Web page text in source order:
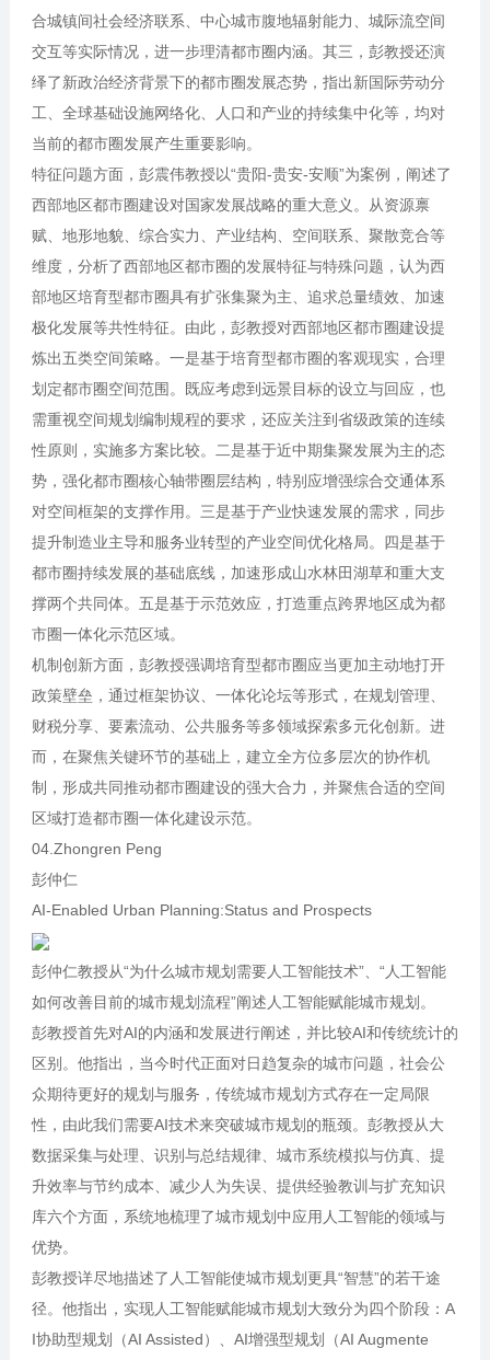
合城镇间社会经济联系、中心城市腹地辐射能力、城际流空间
交互等实际情况，进一步理清都市圈内涵。其三，彭教授还演
绎了新政治经济背景下的都市圈发展态势，指出新国际劳动分
工、全球基础设施网络化、人口和产业的持续集中化等，均对
当前的都市圈发展产生重要影响。
特征问题方面，彭震伟教授以“贵阳-贵安-安顺”为案例，阐述了
西部地区都市圈建设对国家发展战略的重大意义。从资源禀
赋、地形地貌、综合实力、产业结构、空间联系、聚散竞合等
维度，分析了西部地区都市圈的发展特征与特殊问题，认为西
部地区培育型都市圈具有扩张集聚为主、追求总量绩效、加速
极化发展等共性特征。由此，彭教授对西部地区都市圈建设提
炼出五类空间策略。一是基于培育型都市圈的客观现实，合理
划定都市圈空间范围。既应考虑到远景目标的设立与回应，也
需重视空间规划编制规程的要求，还应关注到省级政策的连续
性原则，实施多方案比较。二是基于近中期集聚发展为主的态
势，强化都市圈核心轴带圈层结构，特别应增强综合交通体系
对空间框架的支撑作用。三是基于产业快速发展的需求，同步
提升制造业主导和服务业转型的产业空间优化格局。四是基于
都市圈持续发展的基础底线，加速形成山水林田湖草和重大支
撑两个共同体。五是基于示范效应，打造重点跨界地区成为都
市圈一体化示范区域。
机制创新方面，彭教授强调培育型都市圈应当更加主动地打开
政策壁垒，通过框架协议、一体化论坛等形式，在规划管理、
财税分享、要素流动、公共服务等多领域探索多元化创新。进
而，在聚焦关键环节的基础上，建立全方位多层次的协作机
制，形成共同推动都市圈建设的强大合力，并聚焦合适的空间
区域打造都市圈一体化建设示范。
04.Zhongren Peng
彭仲仁
AI-Enabled Urban Planning:Status and Prospects
彭仲仁教授从“为什么城市规划需要人工智能技术”、“人工智能
如何改善目前的城市规划流程”阐述人工智能赋能城市规划。
彭教授首先对AI的内涵和发展进行阐述，并比较AI和传统统计的
区别。他指出，当今时代正面对日趋复杂的城市问题，社会公
众期待更好的规划与服务，传统城市规划方式存在一定局限
性，由此我们需要AI技术来突破城市规划的瓶颈。彭教授从大
数据采集与处理、识别与总结规律、城市系统模拟与仿真、提
升效率与节约成本、减少人为失误、提供经验教训与扩充知识
库六个方面，系统地梳理了城市规划中应用人工智能的领域与
优势。
彭教授详尽地描述了人工智能使城市规划更具“智慧”的若干途
径。他指出，实现人工智能赋能城市规划大致分为四个阶段：A
I协助型规划（AI Assisted）、AI增强型规划（AI Augmente